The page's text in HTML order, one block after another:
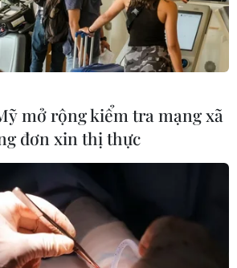
mở rộng kiểm tra mạng xã
đơn xin thị thực